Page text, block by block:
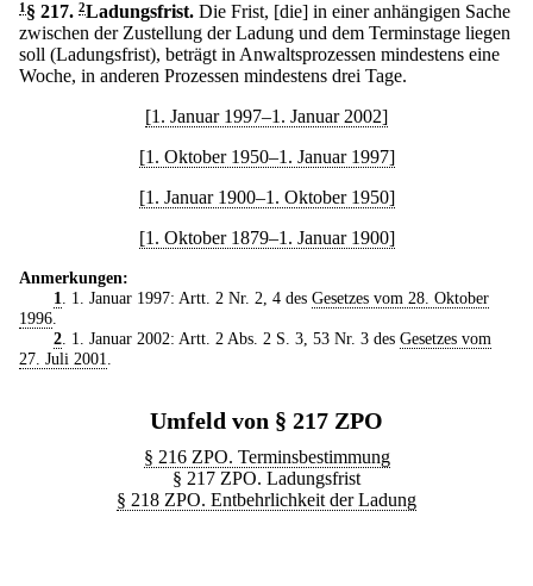
1 § 217. 2Ladungsfrist. Die Frist, [die] in einer anhängigen Sache
zwischen der Zustellung der Ladung und dem Terminstage liegen
soll (Ladungsfrist), beträgt in Anwaltsprozessen mindestens eine
Woche, in anderen Prozessen mindestens drei Tage.
[1. Januar 1997–1. Januar 2002]
[1. Oktober 1950–1. Januar 1997]
[1. Januar 1900–1. Oktober 1950]
[1. Oktober 1879–1. Januar 1900]
Anmerkungen:
1
. 1. Januar 1997: Artt. 2 Nr. 2, 4 des Gesetzes vom 28. Oktober
1996
2. 1. Januar 2002: Artt. 2 Abs. 2 S. 3, 53 Nr. 3 des Gesetzes vom
27. Juli 2001
Umfeld von § 217 ZPO
§ 216 ZPO. Terminsbestimmung
§ 217 ZPO. Ladungsfrist
§ 218 ZPO. Entbehrlichkeit der Ladung